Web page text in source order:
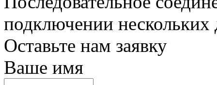
подключении нескольких
Оставьте нам заявку
Ваше имя